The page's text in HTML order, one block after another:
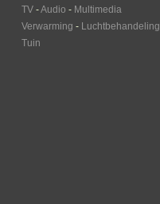
TV -Audio - Multimedia
Verwarming - Luchtbehandeling
Tuin